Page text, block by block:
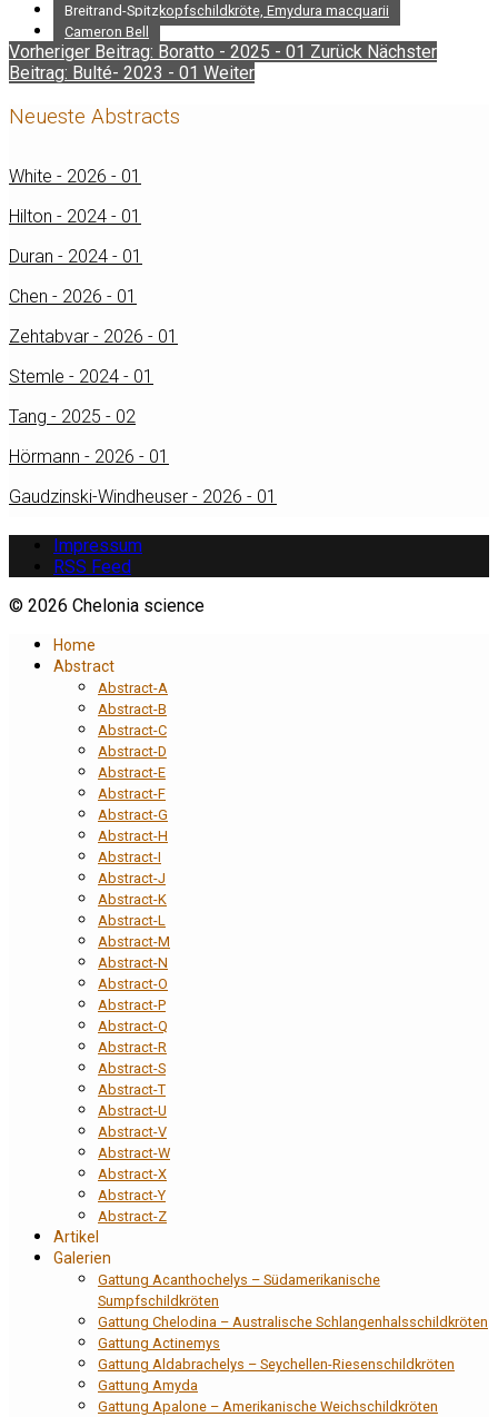
Breitrand-Spitzkopfschildkröte, Emydura macquarii
Cameron Bell
Vorheriger Beitrag: Boratto - 2025 - 01 Zurück Nächster
Beitrag: Bulté- 2023 - 01 Weiter
Neueste Abstracts
White - 2026 - 01
Hilton - 2024 - 01
Duran - 2024 - 01
Chen - 2026 - 01
Zehtabvar - 2026 - 01
Stemle - 2024 - 01
Tang - 2025 - 02
Hörmann - 2026 - 01
Gaudzinski-Windheuser - 2026 - 01
Impressum
RSS Feed
© 2026 Chelonia science
Home
Abstract
Abstract-A
Abstract-B
Abstract-C
Abstract-D
Abstract-E
Abstract-F
Abstract-G
Abstract-H
Abstract-I
Abstract-J
Abstract-K
Abstract-L
Abstract-M
Abstract-N
Abstract-O
Abstract-P
Abstract-Q
Abstract-R
Abstract-S
Abstract-T
Abstract-U
Abstract-V
Abstract-W
Abstract-X
Abstract-Y
Abstract-Z
Artikel
Galerien
Gattung Acanthochelys – Südamerikanische
Sumpfschildkröten
Gattung Chelodina – Australische Schlangenhalsschildkröten
Gattung Actinemys
Gattung Aldabrachelys – Seychellen-Riesenschildkröten
Gattung Amyda
Gattung Apalone – Amerikanische Weichschildkröten